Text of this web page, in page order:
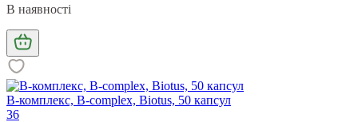
В наявності
B-комплекс, B-complex, Biotus, 50 капсул
36